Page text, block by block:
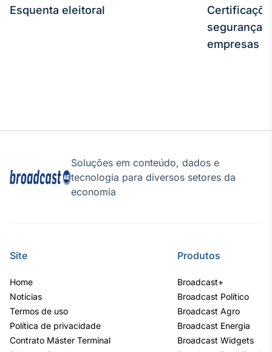
Esquenta eleitoral
segurança
empresas
Soluções em conteúdo, dados e
tecnologia para diversos setores da
economia
Site
Home
Notícias
Termos de uso
Política de privacidade
Contrato Máster Terminal
Produtos
Broadcast+
Broadcast Político
Broadcast Agro
Broadcast Energia
Broadcast Widgets